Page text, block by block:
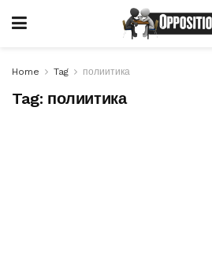
Home Tag полиитика
Tag: полиитика